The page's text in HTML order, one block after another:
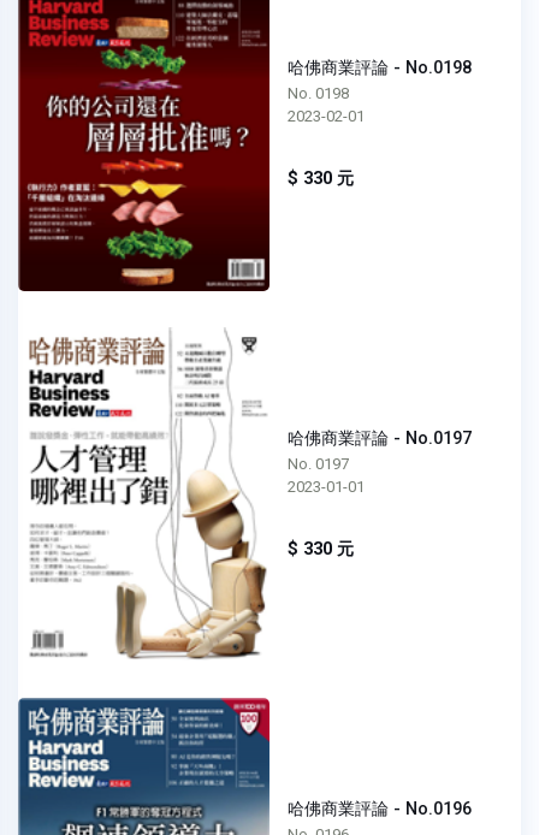
哈佛商業評論 - No.0198
No. 0198
2023-02-01
$ 330 元
哈佛商業評論 - No.0197
No. 0197
2023-01-01
$ 330 元
哈佛商業評論 - No.0196